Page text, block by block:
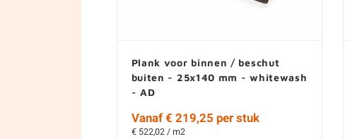
Plank voor binnen / beschut
buiten - 25x140 mm - whitewash
- AD
Vanaf € 219,25 per stuk
€ 522,02 / m2